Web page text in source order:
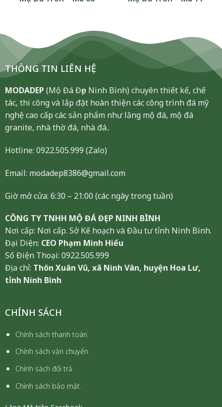
THÔNG TIN LIÊN HỆ
MODADEP (Mộ Đá Đẹp Ninh Bình) chuyên thiết kế, chế
tác, thi công và lắp đặt hoàn thiện các công trình đá mỹ
nghệ cao cấp các sản phẩm như lăng mộ đá, mộ đá
granite, nhà thờ đá, nhà đá..
Hotline: 0922.505.999 (Zalo)
Email: modadep8386@gmail.com
Giờ mở cửa: 6:30 – 21:00 (các ngày trong tuần)
CÔNG TY TNHH MỘ ĐÁ ĐẸP NINH BÌNH
Nơi cấp: Nơi cấp. Sở Kế hoạch và Đầu tư tỉnh Ninh Bình.
Đại Diện: CEO Phạm Minh Hiếu
Số Điện Thoại: 0922.505.999
Địa chỉ: Thôn Xuân Vũ, xã Ninh Vân, huyện Hoa Lư,
tỉnh Ninh Bình
CHÍNH SÁCH
Chính sách thanh toán.
Chính sách vận chuyển.
Chính sách đổi trả.
Chính sách bảo mật.